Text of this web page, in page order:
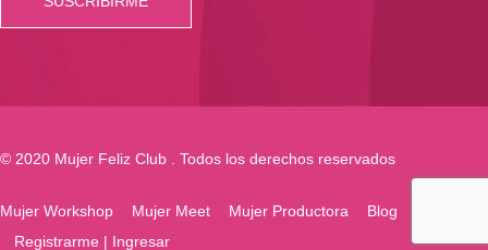
© 2020 Mujer Feliz Club . Todos los derechos reservados
Mujer Workshop Mujer Meet Mujer Productora
Blog
Registrarme | Ingresar